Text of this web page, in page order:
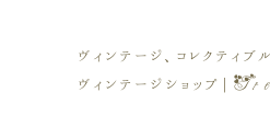
ヴィンテージ、コレクティブ
ヴィンテージショップ |